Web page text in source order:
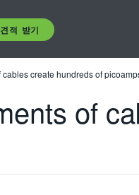
견적 받기
create hundreds of
of